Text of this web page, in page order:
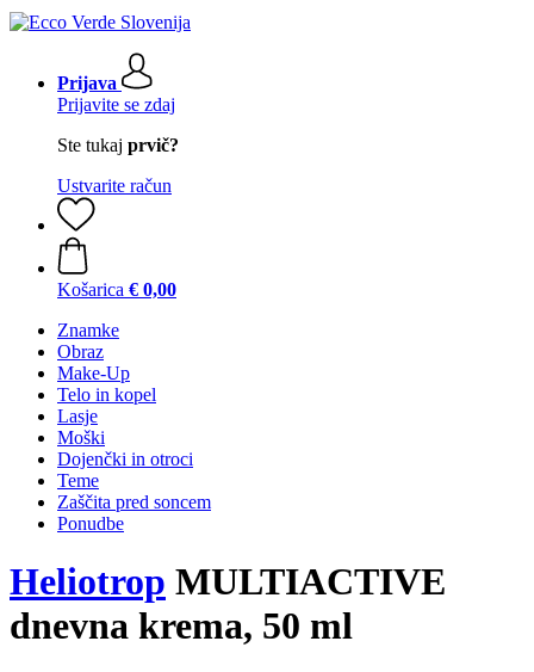
Prijava
Prijavite se zdaj
Ste tukaj prvič?
Ustvarite račun
Košarica € 0,00
Znamke
Obraz
Make-Up
Telo in kopel
Lasje
Moški
Dojenčki in otroci
Teme
Zaščita pred soncem
Ponudbe
Heliotrop MULTIACTIVE
dnevna krema, 50 ml